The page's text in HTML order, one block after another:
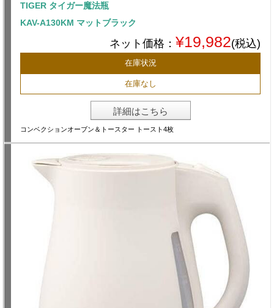
TIGER タイガー魔法瓶
KAV-A130KM マットブラック
ネット価格： ¥19,982(税込)
在庫状況
在庫なし
詳細はこちら
コンベクションオーブン＆トースター トースト4枚